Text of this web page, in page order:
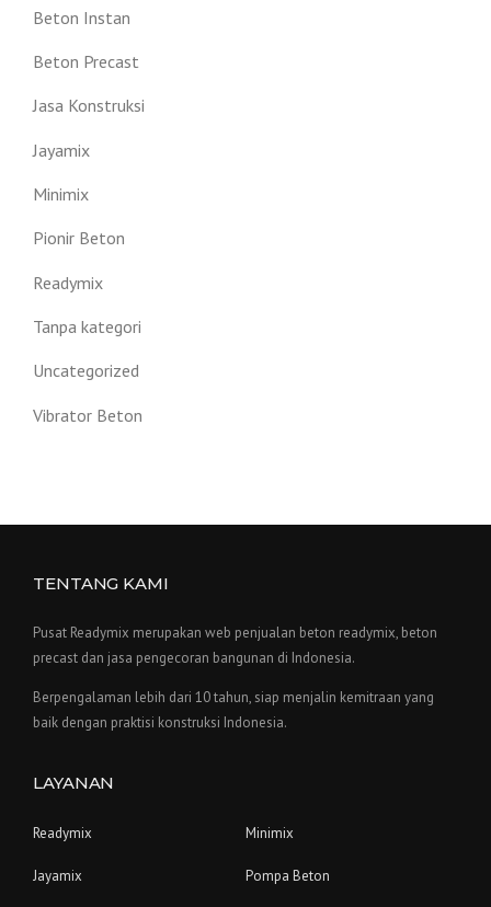
Beton Instan
Beton Precast
Jasa Konstruksi
Jayamix
Minimix
Pionir Beton
Readymix
Tanpa kategori
Uncategorized
Vibrator Beton
TENTANG KAMI
Pusat Readymix merupakan web penjualan beton readymix, beton
precast dan jasa pengecoran bangunan di Indonesia.
Berpengalaman lebih dari 10 tahun, siap menjalin kemitraan yang
baik dengan praktisi konstruksi Indonesia.
LAYANAN
Readymix Minimix
Jayamix Pompa Beton